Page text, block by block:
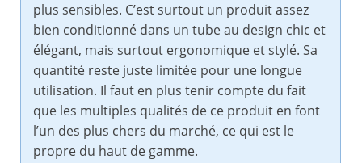
plus sensibles. C’est surtout un produit assez
bien conditionné dans un tube au design chic et
élégant, mais surtout ergonomique et stylé. Sa
quantité reste juste limitée pour une longue
utilisation. Il faut en plus tenir compte du fait
que les multiples qualités de ce produit en font
l’un des plus chers du marché, ce qui est le
propre du haut de gamme.